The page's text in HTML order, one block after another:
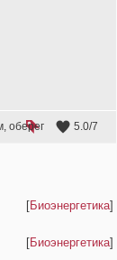
, оберег 5.0/7
[Биоэнергетика]
[Биоэнергетика]